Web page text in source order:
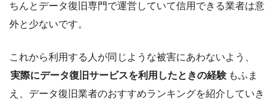
ちんとデータ復旧専門で運営していて信用できる業者は意
外と少ないです。
これから利用する人が同じような被害にあわないよう、
実際にデータ復旧サービスを利用したときの経験 もふま
え、データ復旧業者のおすすめランキングを紹介していき